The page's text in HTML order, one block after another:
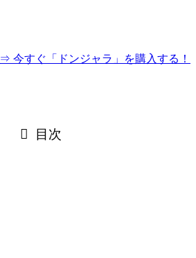
⇒ 今すぐ「ドンジャラ」を購入する！
目次